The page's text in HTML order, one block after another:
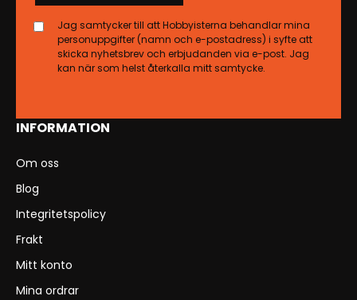
INFORMATION
Om oss
Blog
Integritetspolicy
Frakt
Mitt konto
Mina ordrar
Jag samtycker till att Hobbyisterna behandlar mina
personuppgifter (namn och e-postadress) i syfte att
skicka nyhetsbrev och erbjudanden via e-post. Jag
kan när som helst återkalla mitt samtycke.